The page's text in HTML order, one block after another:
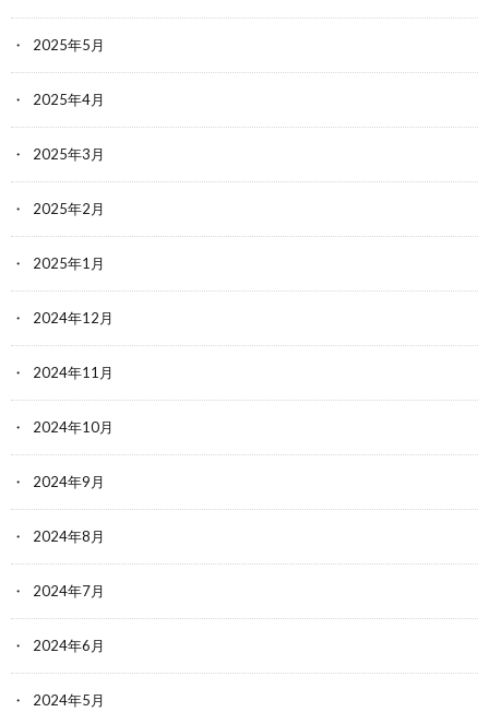
2025年5月
2025年4月
2025年3月
2025年2月
2025年1月
2024年12月
2024年11月
2024年10月
2024年9月
2024年8月
2024年7月
2024年6月
2024年5月